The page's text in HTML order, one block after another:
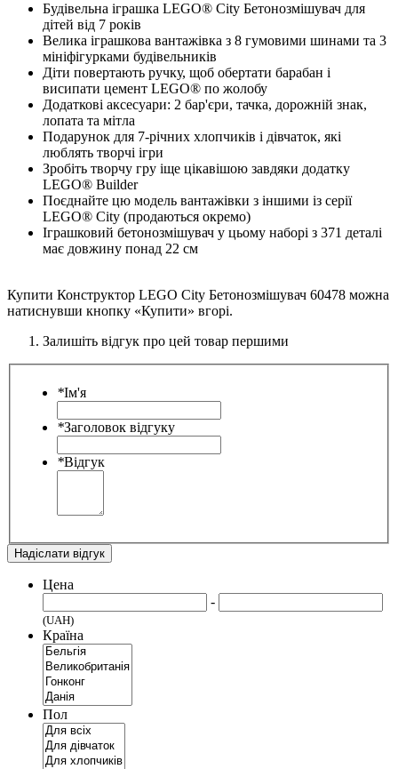
Будівельна іграшка LEGO® City Бетонозмішувач для
дітей від 7 років
Велика іграшкова вантажівка з 8 гумовими шинами та 3
мініфігурками будівельників
Діти повертають ручку, щоб обертати барабан і
висипати цемент LEGO® по жолобу
Додаткові аксесуари: 2 бар'єри, тачка, дорожній знак,
лопата та мітла
Подарунок для 7-річних хлопчиків і дівчаток, які
люблять творчі ігри
Зробіть творчу гру іще цікавішою завдяки додатку
LEGO® Builder
Поєднайте цю модель вантажівки з іншими із серії
LEGO® City (продаються окремо)
Іграшковий бетонозмішувач у цьому наборі з 371 деталі
має довжину понад 22 см
Купити Конструктор LEGO City Бетонозмішувач 60478 можна
натиснувши кнопку «Купити» вгорі.
Залишіть відгук про цей товар першими
*Ім'я
*Заголовок відгуку
*Відгук
Надіслати відгук
Цена
-
(UAH)
Країна
Пол